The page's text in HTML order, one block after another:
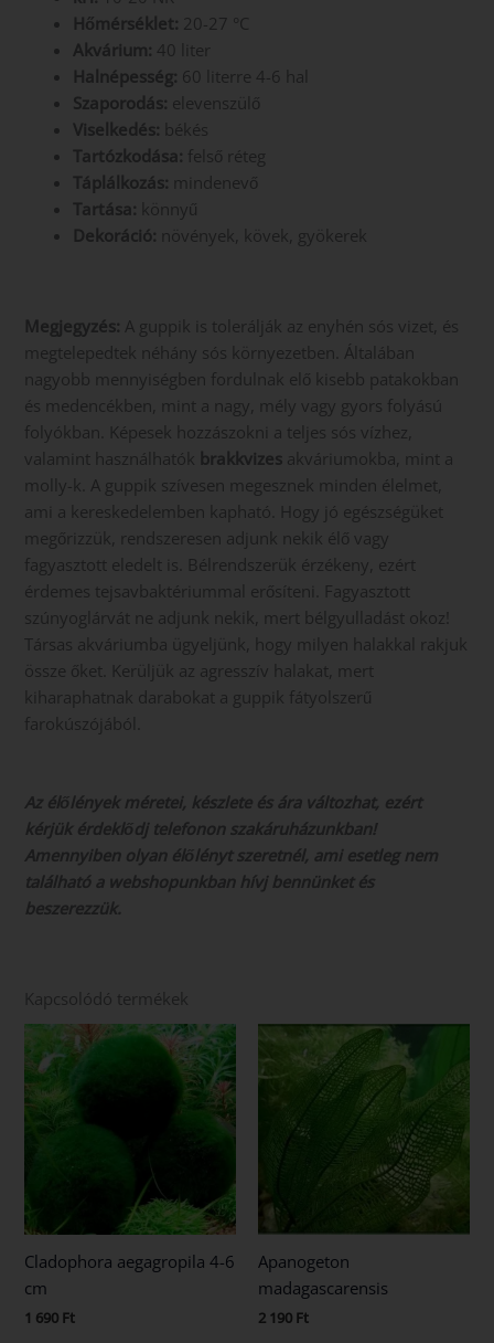
Hőmérséklet: 20-27 °C
Akvárium: 40 liter
Halnépesség: 60 literre 4-6 hal
Szaporodás: elevenszülő
Viselkedés: békés
Tartózkodása: felső réteg
Táplálkozás: mindenevő
Tartása: könnyű
Dekoráció: növények, kövek, gyökerek
Megjegyzés: A guppik is tolerálják az enyhén sós vizet, és
megtelepedtek néhány sós környezetben. Általában
nagyobb mennyiségben fordulnak elő kisebb patakokban
és medencékben, mint a nagy, mély vagy gyors folyású
folyókban. Képesek hozzászokni a teljes sós vízhez,
valamint használhatók brakkvizes akváriumokba, mint a
molly-k. A guppik szívesen megesznek minden élelmet,
ami a kereskedelemben kapható. Hogy jó egészségüket
megőrizzük, rendszeresen adjunk nekik élő vagy
fagyasztott eledelt is. Bélrendszerük érzékeny, ezért
érdemes tejsavbaktériummal erősíteni. Fagyasztott
szúnyoglárvát ne adjunk nekik, mert bélgyulladást okoz!
Társas akváriumba ügyeljünk, hogy milyen halakkal rakjuk
össze őket. Kerüljük az agresszív halakat, mert
kiharaphatnak darabokat a guppik fátyolszerű
farokúszójából.
Az élőlények méretei, készlete és ára változhat, ezért
kérjük érdeklődj telefonon szakáruházunkban!
Amennyiben olyan élőlényt szeretnél, ami esetleg nem
található a webshopunkban hívj bennünket és
beszerezzük.
Kapcsolódó termékek
Cladophora aegagropila 4-6
cm
1 690 Ft
Apanogeton
madagascarensis
2 190 Ft